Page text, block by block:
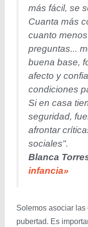
más fácil, se
Cuanta más
cuanto
preguntas...
buena base,
afecto y
condiciones
Si en casa
seguridad,
afrontar
sociales".
Blanca
infancia»
Solemos asociar
pubertad. Es